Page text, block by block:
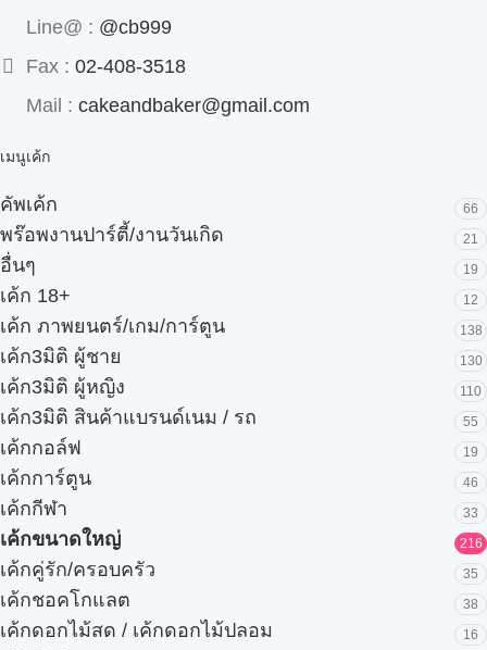
Line@ : @cb999
Fax : 02-408-3518
Mail : cakeandbaker@gmail.com
เมนูเค้ก
คัพเค้ก 66
พร๊อพงานปาร์ตี้/งานวันเกิด 21
อื่นๆ 19
เค้ก 18+ 12
เค้ก ภาพยนตร์/เกม/การ์ตูน 138
เค้ก3มิติ ผู้ชาย 130
เค้ก3มิติ ผู้หญิง 110
เค้ก3มิติ สินค้าแบรนด์เนม / รถ 55
เค้กกอล์ฟ 19
เค้กการ์ตูน 46
เค้กกีฬา 33
เค้กขนาดใหญ่ 216
เค้กคู่รัก/ครอบครัว 35
เค้กชอคโกแลต 38
เค้กดอกไม้สด / เค้กดอกไม้ปลอม 16